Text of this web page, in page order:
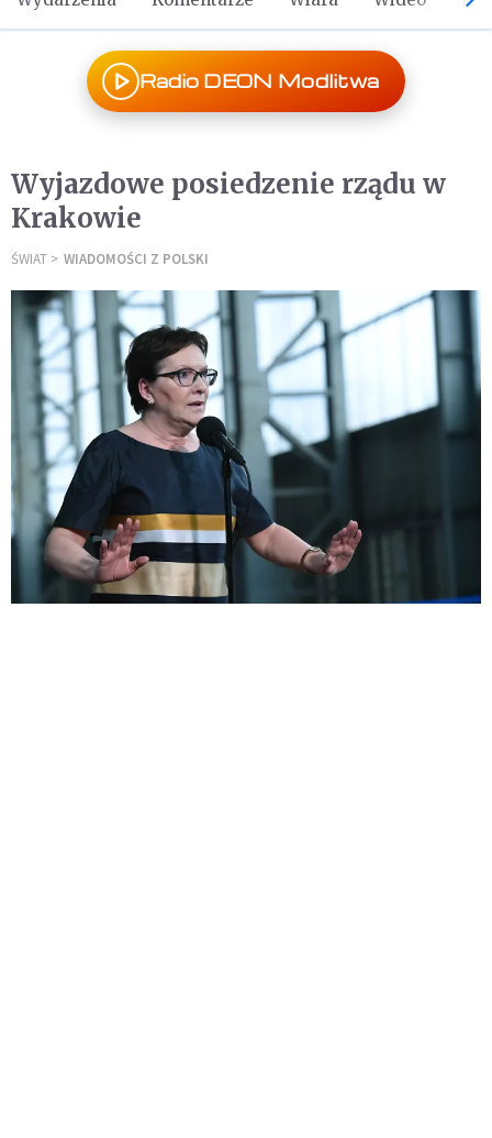
Radio DEON Modlitwa
Wyjazdowe posiedzenie rządu w
Krakowie
ŚWIAT WIADOMOŚCI Z POLSKI